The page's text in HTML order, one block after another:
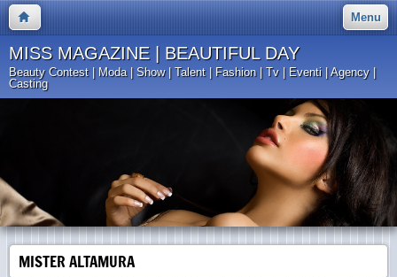
Menu
MISS MAGAZINE | BEAUTIFUL DAY
Beauty Contest | Moda | Show | Talent | Fashion | Tv | Eventi | Agency |
Casting
MISTER ALTAMURA